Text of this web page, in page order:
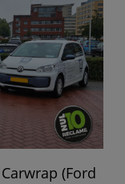
(Ford